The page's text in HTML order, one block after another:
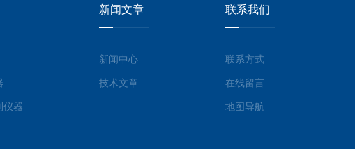
仪器
新闻文章
新闻中心
技术文章
联系我们
联系方式
在线留言
地图导航